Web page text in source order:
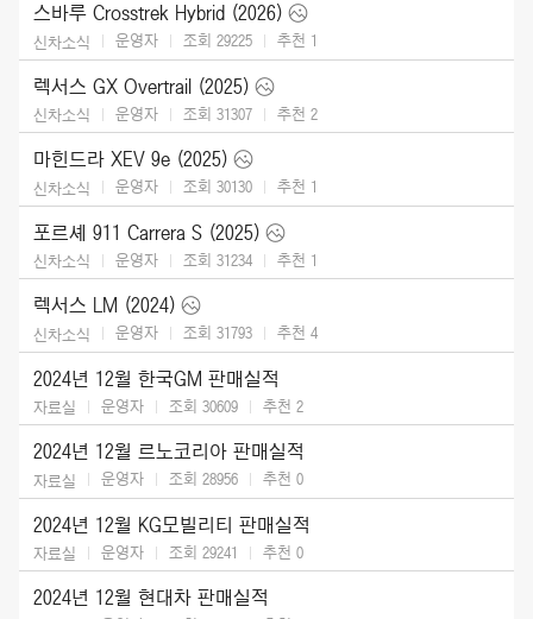
스바루 Crosstrek Hybrid (2026)
신차소식 운영자 조회 29225 추천 1
렉서스 GX Overtrail (2025)
신차소식 운영자 조회 31307 추천 2
마힌드라 XEV 9e (2025)
신차소식 운영자 조회 30130 추천 1
포르셰 911 Carrera S (2025)
신차소식 운영자 조회 31234 추천 1
렉서스 LM (2024)
신차소식 운영자 조회 31793 추천 4
2024년 12월 한국GM 판매실적
자료실 운영자 조회 30609 추천 2
2024년 12월 르노코리아 판매실적
자료실 운영자 조회 28956 추천 0
2024년 12월 KG모빌리티 판매실적
자료실 운영자 조회 29241 추천 0
2024년 12월 현대차 판매실적